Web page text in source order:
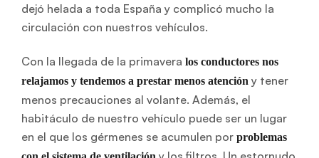
dejó helada a toda España y complicó mucho la
circulación con nuestros vehículos.
Con la llegada de la primavera los conductores nos
relajamos y tendemos a prestar menos atención y tener
menos precauciones al volante. Además, el
habitáculo de nuestro vehículo puede ser un lugar
en el que los gérmenes se acumulen por problemas